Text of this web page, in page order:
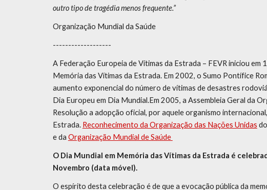
outro tipo de tragédia menos frequente.”
Organização Mundial da Saúde
-------------------
A Federação Europeia de Vítimas da Estrada – FEVR iniciou em
Memória das Vítimas da Estrada. Em 2002, o Sumo Pontífice
aumento exponencial do número de vítimas de desastres
Dia Europeu em Dia Mundial.Em 2005, a Assembleia Geral da
Resolução a adopção oficial, por aquele organismo
Estrada. Reconhecimento da Organização das Nações Unidas
e da Organização Mundial de Saúde
O Dia Mundial em Memória das Vítimas da Estrada é
Novembro (data móvel).
O espírito desta celebração é de que a evocação pública da